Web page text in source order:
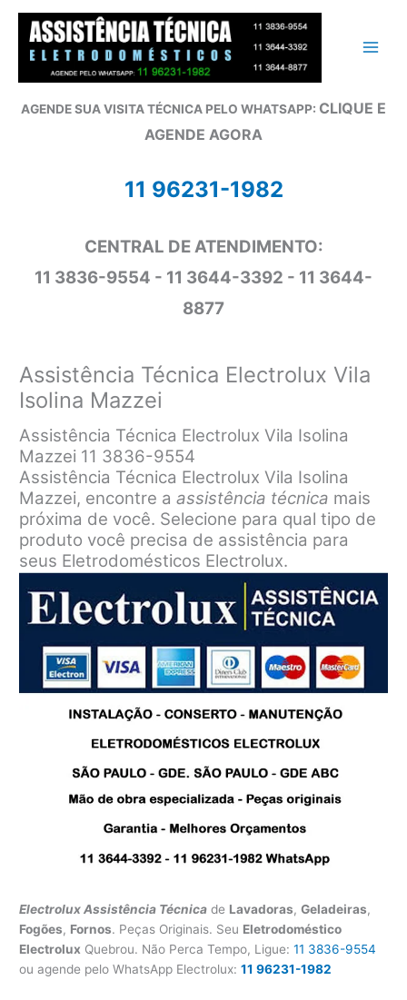
conteúdo
AGENDE SUA VISITA TÉCNICA PELO WHATSAPP: CLIQUE E
AGENDE AGORA
11 96231-1982
CENTRAL DE ATENDIMENTO:
11 3836-9554 - 11 3644-3392 - 11 3644-
8877
Assistência Técnica Electrolux Vila
Isolina Mazzei
Assistência Técnica Electrolux Vila Isolina
Mazzei 11 3836-9554
Assistência Técnica Electrolux Vila Isolina
Mazzei, encontre aassistência técnica mais
próxima de você. Selecione para qual tipo de
produto você precisa de assistência para
seus Eletrodomésticos Electrolux.
Electrolux Assistência Técnica de Lavadoras,Geladeiras,
Fogões, Fornos. Peças Originais. Seu Eletrodoméstico
Electrolux Quebrou. Não Perca Tempo, Ligue:11 3836-9554
ou agende pelo WhatsApp Electrolux:11 96231-1982